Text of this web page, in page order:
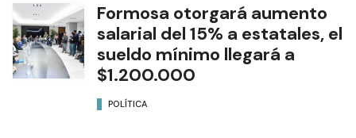
Formosa otorgará aumento
salarial del 15% a estatales, el
sueldo mínimo llegará a
$1.200.000
POLÍTICA